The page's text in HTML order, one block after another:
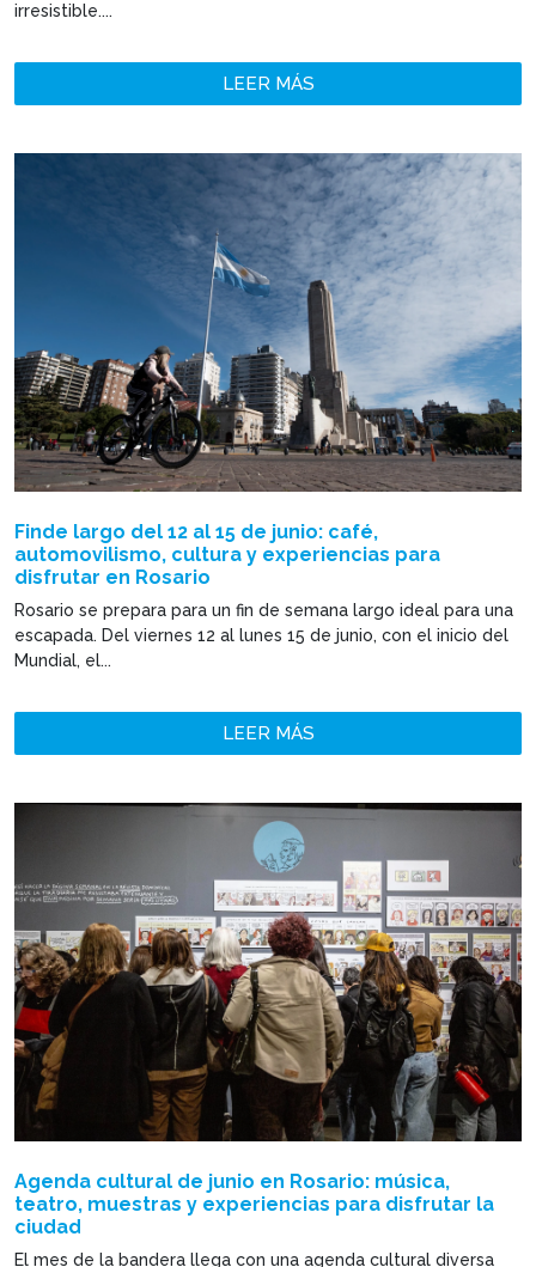
irresistible....
LEER MÁS
Finde largo del 12 al 15 de junio: café,
automovilismo, cultura y experiencias para
disfrutar en Rosario
Rosario se prepara para un fin de semana largo ideal para una
escapada. Del viernes 12 al lunes 15 de junio, con el inicio del
Mundial, el...
LEER MÁS
Agenda cultural de junio en Rosario: música,
teatro, muestras y experiencias para disfrutar la
ciudad
El mes de la bandera llega con una agenda cultural diversa